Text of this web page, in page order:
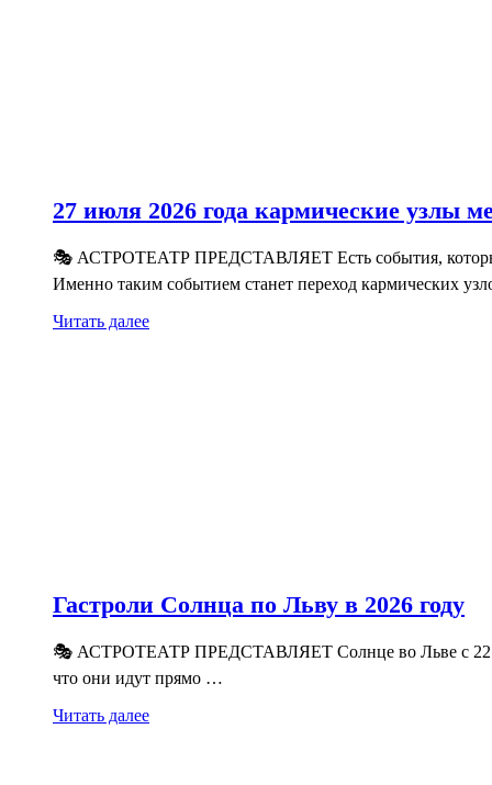
27 июля 2026 года кармические узлы
🎭 АСТРОТЕАТР ПРЕДСТАВЛЯЕТ Есть события, которые
Именно таким событием станет переход кармических
Читать далее
Гастроли Солнца по Льву в 2026 году
🎭 АСТРОТЕАТР ПРЕДСТАВЛЯЕТ Солнце во Льве с 22
что они идут прямо …
Читать далее